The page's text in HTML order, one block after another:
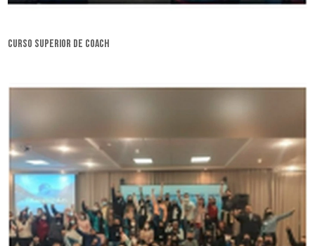
curso superior de coach